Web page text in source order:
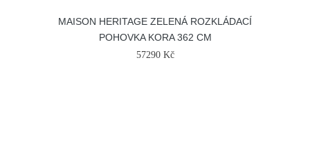
MAISON HERITAGE ZELENÁ ROZKLÁDACÍ
POHOVKA KORA 362 CM
57290 Kč